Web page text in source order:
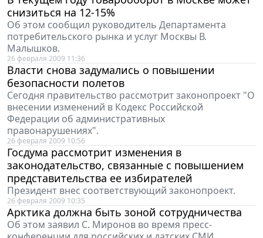
снизиться на 12-15%
Об этом сообщил руководитель Департамента
потребительского рынка и услуг Москвы В.
Малышков.
26 февраля 2009 11:36
Власти снова задумались о повышении
безопасности полетов
Сегодня правительство рассмотрит законопроект "О
внесении изменений в Кодекс Российской
Федерации об административных
правонарушениях".
26 февраля 2009 10:56
Госдума рассмотрит изменения в
законодательство, связанные с повышением
представительства ее избирателей
Президент внес соответствующий законопроект.
26 февраля 2009 10:35
Арктика должна быть зоной сотрудничества
Об этом заявил С. Миронов во время пресс-